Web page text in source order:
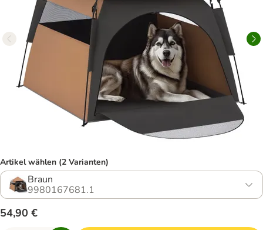
Artikel wählen (2 Varianten)
Braun
9980167681.1
54,90 €